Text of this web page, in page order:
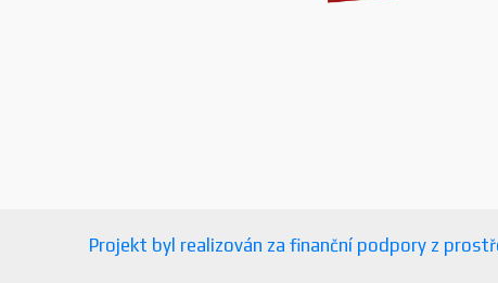
Projekt byl realizován za finanční podpory z